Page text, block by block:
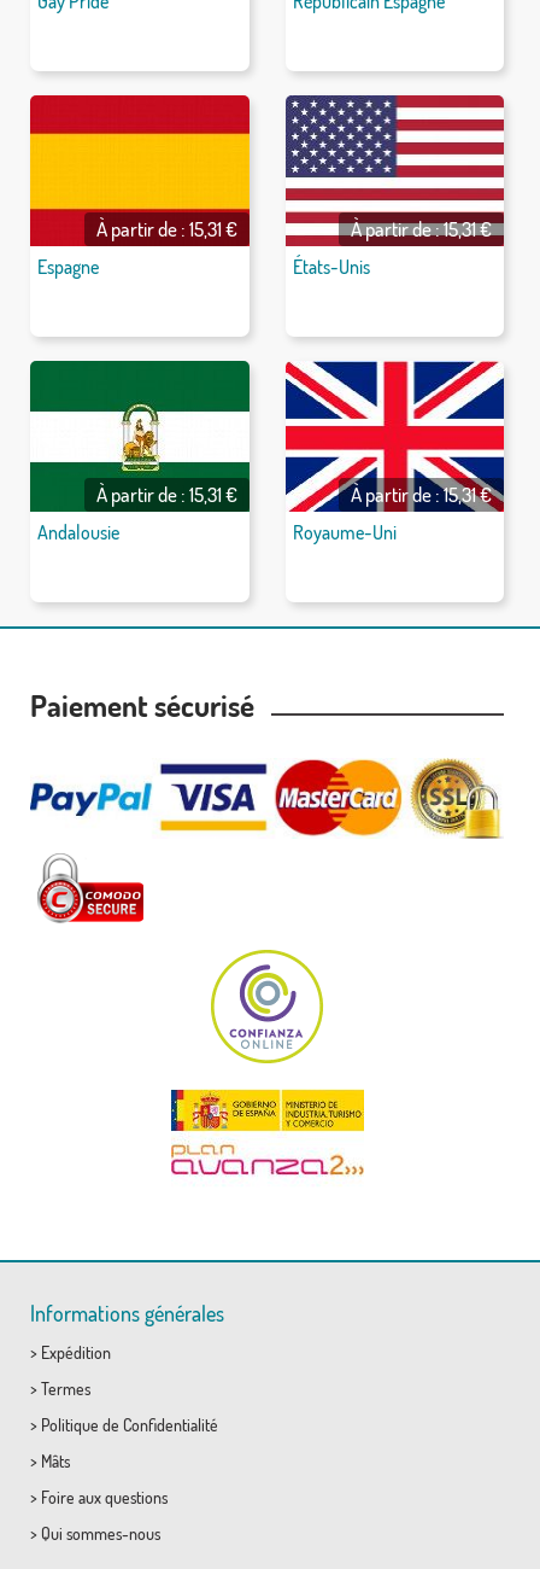
Espagne
À partir de : 15,31 €
États-Unis
À partir de : 15,31 €
Andalousie
À partir de : 15,31 €
Royaume-Uni
À partir de : 15,31 €
Paiement sécurisé
Informations générales
> Expédition
> Termes
> Politique de Confidentialité
> Mâts
> Foire aux questions
> Qui sommes-nous